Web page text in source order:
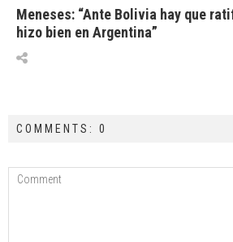
Meneses: “Ante Bolivia hay que
hizo bien en Argentina”
COMMENTS: 0